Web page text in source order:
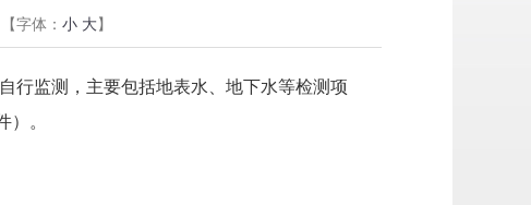
【字体： 小 大】
行监测，主要包括地表水、地下水等检测项
。